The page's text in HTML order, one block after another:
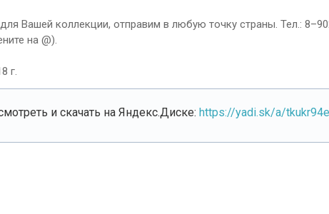
Вашей коллекции, отправим в любую точку страны. Тел.:
на @).
г.
и скачать на Яндекс.Диске: https://yadi.sk/a/